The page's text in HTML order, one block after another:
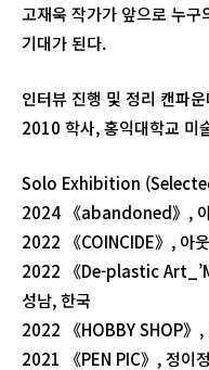
고재욱 작가가 앞으로 누구
기대가 된다.
인터뷰 진행 및 정리 캔파
2010 학사, 홍익대학교 미
Solo Exhibition
2024 《abandoned》,
2022 《COINCIDE》, 아
2022 《De-plastic
성남, 한국
2022 《HOBBY SHOP》,
2021 《PEN PIC》, 정이